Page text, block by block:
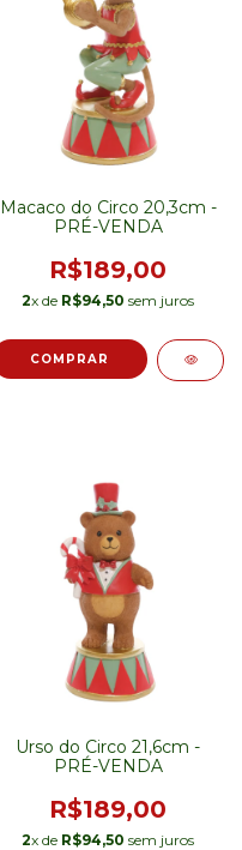
Macaco do Circo 20,3cm -
PRÉ-VENDA
R$189,00
2x de R$94,50 sem juros
Urso do Circo 21,6cm -
PRÉ-VENDA
R$189,00
2x de R$94,50 sem juros